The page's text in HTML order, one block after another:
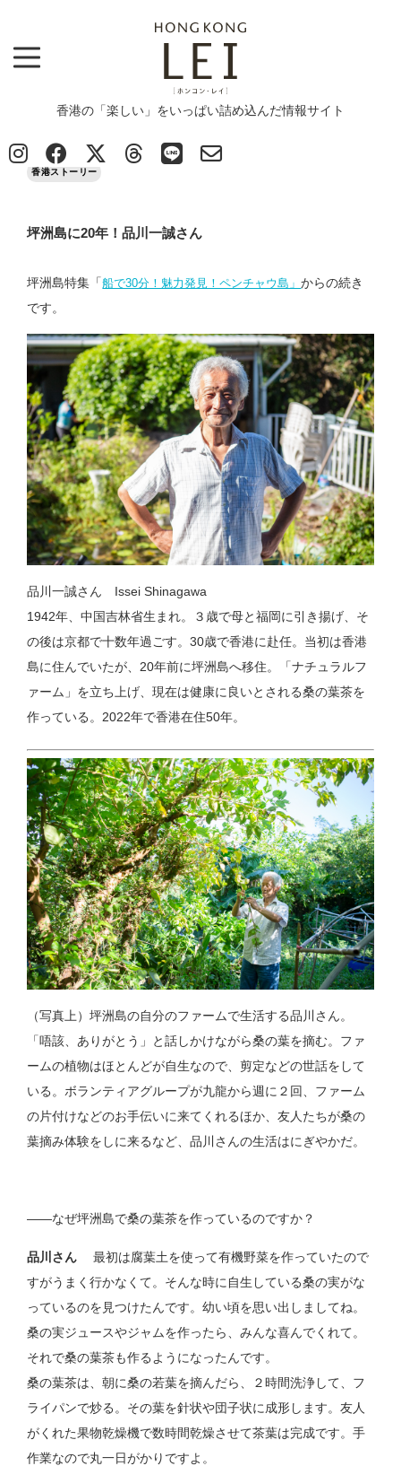
香港の「楽しい」をいっぱい詰め込んだ情報サイト
Column > 香港ストーリー > 坪洲島に20年！品川一誠さん
香港ストーリー
坪洲島に20年！品川一誠さん
坪洲島特集「船で30分！魅力発見！ペンチャウ島」からの続き
です。
品川一誠さん Issei Shinagawa
1942年、中国吉林省生まれ。３歳で母と福岡に引き揚げ、そ
の後は京都で十数年過ごす。30歳で香港に赴任。当初は香港
島に住んでいたが、20年前に坪洲島へ移住。「ナチュラルフ
ァーム」を立ち上げ、現在は健康に良いとされる桑の葉茶を
作っている。2022年で香港在住50年。
（写真上）坪洲島の自分のファームで生活する品川さん。
「唔該、ありがとう」と話しかけながら桑の葉を摘む。ファ
ームの植物はほとんどが自生なので、剪定などの世話をして
いる。ボランティアグループが九龍から週に２回、ファーム
の片付けなどのお手伝いに来てくれるほか、友人たちが桑の
葉摘み体験をしに来るなど、品川さんの生活はにぎやかだ。
――なぜ坪洲島で桑の葉茶を作っているのですか？
品川さん 最初は腐葉土を使って有機野菜を作っていたので
すがうまく行かなくて。そんな時に自生している桑の実がな
っているのを見つけたんです。幼い頃を思い出しましてね。
桑の実ジュースやジャムを作ったら、みんな喜んでくれて。
それで桑の葉茶も作るようになったんです。
桑の葉茶は、朝に桑の若葉を摘んだら、２時間洗浄して、フ
ライパンで炒る。その葉を針状や団子状に成形します。友人
がくれた果物乾燥機で数時間乾燥させて茶葉は完成です。手
作業なので丸一日がかりですよ。